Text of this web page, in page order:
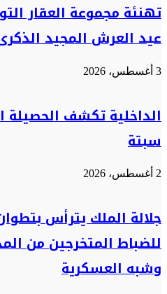
تهنئة مجموعة العقار
عيد العرش المجيد الذكرى
3 أغسطس، 2026
الداخلية تكشف الحصيلة
سبتة
2 أغسطس، 2026
جلالة الملك يترأس
للضباط المتخرجين من
وشبه العسكرية